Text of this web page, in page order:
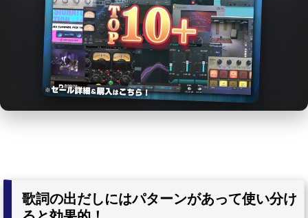
歌詞の出だしにはパターンがあって使い分け